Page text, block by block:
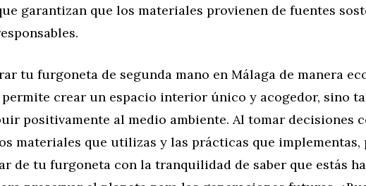
garantizan que los materiales provienen de fuentes
tu furgoneta de segunda mano en Málaga de manera
crear un espacio interior único y acogedor, sino
positivamente al medio ambiente. Al tomar decisiones
materiales que utilizas y las prácticas que implementas,
de tu furgoneta con la tranquilidad de saber que estás